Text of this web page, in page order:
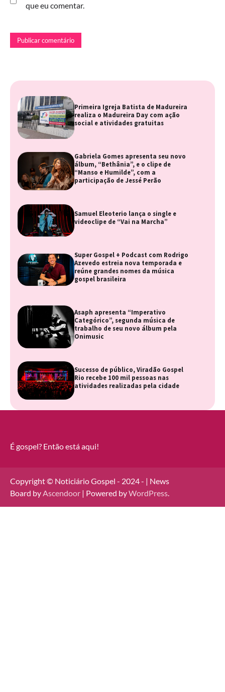
que eu comentar.
Primeira Igreja Batista de Madureira
realiza o Madureira Day com ação
social e atividades gratuitas
Gabriela Gomes apresenta seu novo
álbum, “Bethânia”, e o clipe de
“Manso e Humilde”, com a
participação de Jessé Perão
Samuel Eleoterio lança o single e
videoclipe de “Vai na Marcha”
Super Gospel + Podcast com Rodrigo
Azevedo estreia nova temporada e
reúne grandes nomes da música
gospel brasileira
Asaph apresenta “Imperativo
Categórico”, segunda música de
trabalho de seu novo álbum pela
Onimusic
Sucesso de público, Viradão Gospel
Rio recebe 100 mil pessoas nas
atividades realizadas pela cidade
É gospel? Então está aqui!
Copyright © Noticiário Gospel - 2024 - | News
Board by Ascendoor | Powered byWordPress